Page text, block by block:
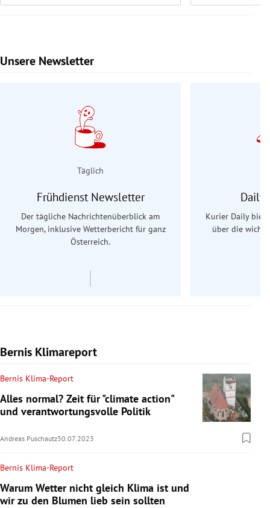
Unsere Newsletter
Slide 1 von 9
Täglich
Frühdienst Newsletter
Der tägliche Nachrichtenüberblick am
Morgen, inklusive Wetterbericht für ganz
Österreich.
Daily
Kurier Daily
über die
Bernis Klimareport
Bernis Klima-Report
Alles normal? Zeit für "climate action"
und verantwortungsvolle Politik
Andreas Puschautz30.07.2023
Bernis Klima-Report
Warum Wetter nicht gleich Klima ist und
wir zu den Blumen lieb sein sollten